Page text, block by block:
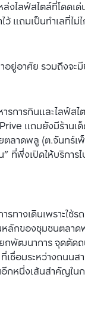
งไลฟ์สไตล์ที่โดด
แถมเป็นทำเลที่
อยู่อาศัย รวมถึงจะ
การกินและไลฟ์ส
แถมยังมีร้านเ
ตลาดพลู (ต.จันท
ที่พึ่งเปิดให้บริการ
ทางเดินเพราะใช้
ลักของชุมชนตลา
กพัฒนาการ จุดตั
ชื่อมระหว่างถนน
กหนึ่งเส้นสำคัญใ